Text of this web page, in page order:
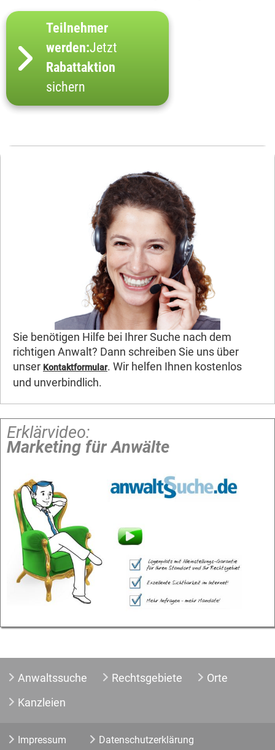
Teilnehmer
werden:Jetzt
Rabattaktion
sichern
Sie benötigen Hilfe bei Ihrer Suche nach dem
richtigen Anwalt? Dann schreiben Sie uns über
unser Kontaktformular. Wir helfen Ihnen kostenlos
und unverbindlich.
Erklärvideo:
Marketing für Anwälte
Anwaltssuche Rechtsgebiete
Orte
Kanzleien
Impressum Datenschutzerklärung